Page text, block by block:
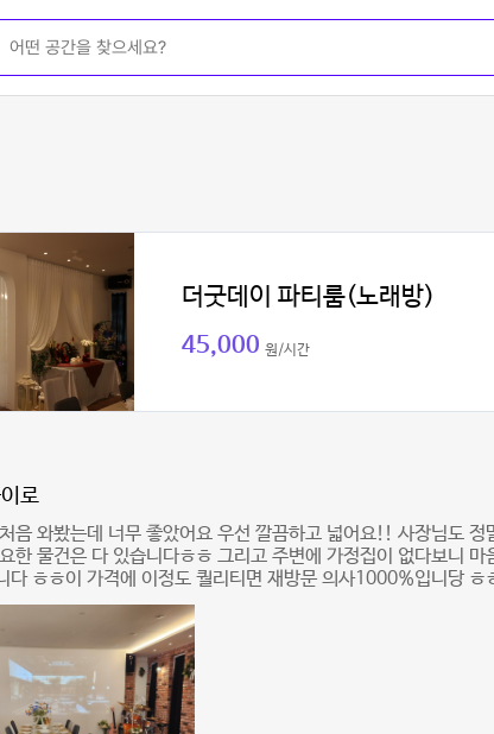
더굿데이 파티룸(노래방)
45,000 원/시간
로
음 와봤는데 너무 좋았어요 우선 깔끔하고 넓어요!! 사장님도 정
한 물건은 다 있습니다ㅎㅎ 그리고 주변에 가정집이 없다보니
다 ㅎㅎ이 가격에 이정도 퀄리티면 재방문 의사1000%입니당 ㅎ